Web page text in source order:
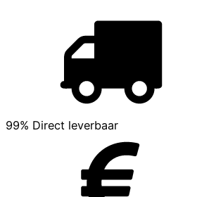
99% Direct leverbaar